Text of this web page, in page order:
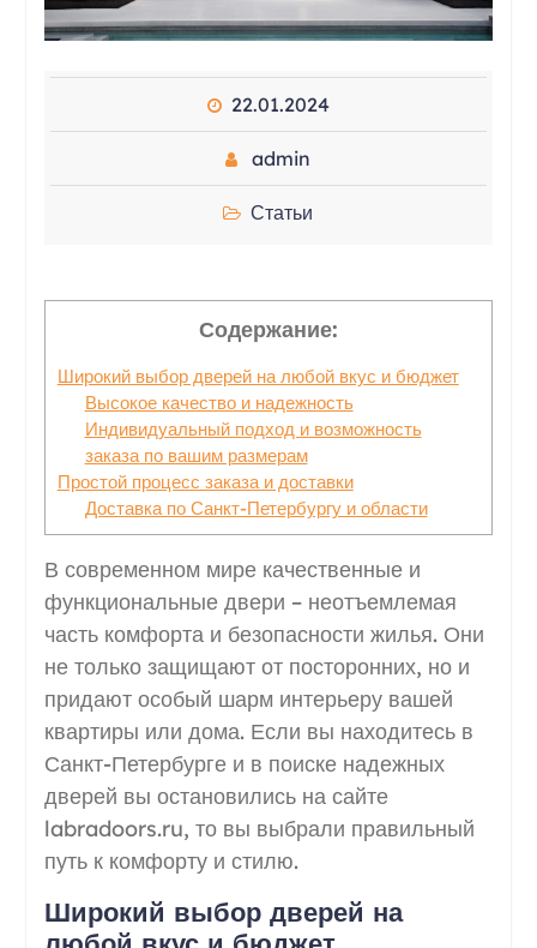
22.01.2024
admin
Статьи
Содержание:
Широкий выбор дверей на любой вкус и бюджет
Высокое качество и надежность
Индивидуальный подход и возможность
заказа по вашим размерам
Простой процесс заказа и доставки
Доставка по Санкт-Петербургу и области
В современном мире качественные и
функциональные двери – неотъемлемая
часть комфорта и безопасности жилья. Они
не только защищают от посторонних, но и
придают особый шарм интерьеру вашей
квартиры или дома. Если вы находитесь в
Санкт-Петербурге и в поиске надежных
дверей вы остановились на сайте
labradoors.ru, то вы выбрали правильный
путь к комфорту и стилю.
Широкий выбор дверей на